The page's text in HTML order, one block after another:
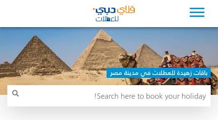
باقات زهيدة للعطلات في مدينة مصر